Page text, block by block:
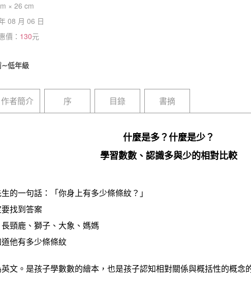
× 26 cm
08 月 06 日
價： 130元
∼低年級
作者簡介 序 目錄 書摘
什麼是多？什麼是少？
學習數數、認識多與少的相對比較
一句話：「你身上有多少條條紋？」
找到答案
鹿、獅子、大象、媽媽
他有多少條條紋
。是孩子學數數的繪本，也是孩子認知相對關係與概括性的概念